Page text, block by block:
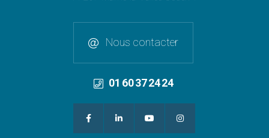
Nous contacter
01 60 37 24 24